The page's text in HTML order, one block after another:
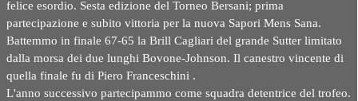
felice esordio. Sesta edizione del Torneo Bersani; prima
partecipazione e subito vittoria per la nuova Sapori Mens Sana.
Battemmo in finale 67-65 la Brill Cagliari del grande Sutter limitato
dalla morsa dei due lunghi Bovone-Johnson. Il canestro vincente di
quella finale fu di Piero Franceschini .
L'anno successivo partecipammo come squadra detentrice del trofeo.